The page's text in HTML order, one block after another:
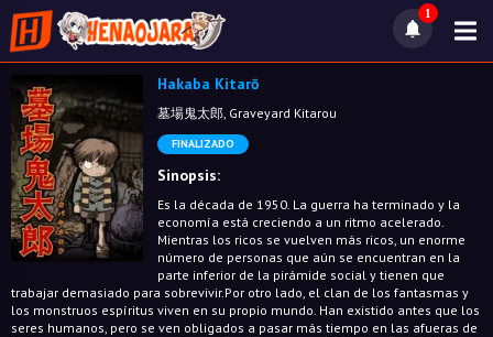
1
Hakaba Kitarō
墓場鬼太郎, Graveyard Kitarou
FINALIZADO
Sinopsis:
Es la década de 1950. La guerra ha terminado y la
economía está creciendo a un ritmo acelerado.
Mientras los ricos se vuelven más ricos, un enorme
número de personas que aún se encuentran en la
parte inferior de la pirámide social y tienen que
trabajar demasiado para sobrevivir.Por otro lado, el clan de los fantasmas y
los monstruos espíritus viven en su propio mundo. Han existido antes que los
seres humanos, pero se ven obligados a pasar más tiempo en las afueras de